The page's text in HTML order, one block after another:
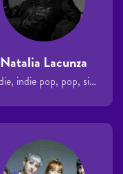
Natalia Lacunza
indie, indie pop, pop, singer-songwriter